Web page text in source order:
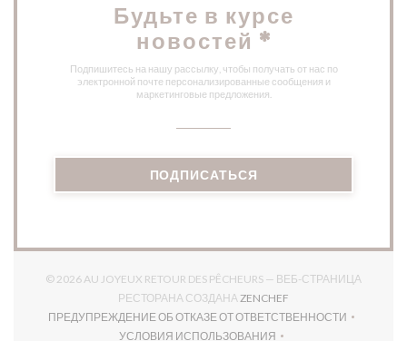
Будьте в курсе
новостей *
Подпишитесь на нашу рассылку, чтобы получать от нас по
электронной почте персонализированные сообщения и
маркетинговые предложения.
ПОДПИСАТЬСЯ
© 2026 AU JOYEUX RETOUR DES PÊCHEURS — ВЕБ-СТРАНИЦА
РЕСТОРАНА СОЗДАНАZENCHEF
ПРЕДУПРЕЖДЕНИЕ ОБ ОТКАЗЕ ОТ ОТВЕТСТВЕННОСТИ
((ОТКРЫВАЕТСЯ В НОВОМ ОКНЕ))
УСЛОВИЯ ИСПОЛЬЗОВАНИЯ